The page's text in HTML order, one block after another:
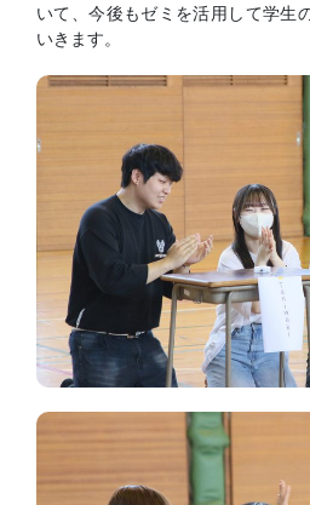
いて、今後もゼミを活用して学生
いきます。